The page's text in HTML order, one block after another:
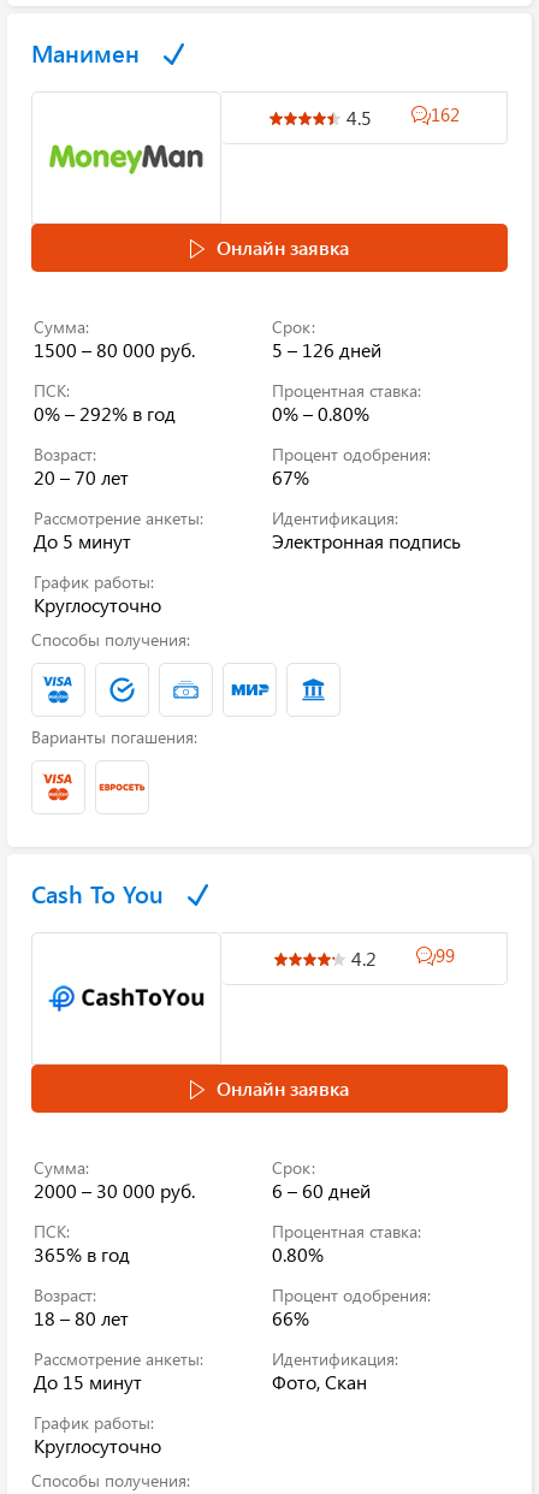
Манимен
4.5 162
Онлайн заявка
Сумма:
1500 – 80 000 руб.
Срок:
5 – 126 дней
ПСК:
0% – 292% в год
Процентная ставка:
0% – 0.80%
Возраст:
20 – 70 лет
Процент одобрения:
67%
Рассмотрение анкеты:
До 5 минут
Идентификация:
Электронная подпись
График работы:
Круглосуточно
Способы получения:
Варианты погашения:
Cash To You
4.2 99
Онлайн заявка
Сумма:
2000 – 30 000 руб.
Срок:
6 – 60 дней
ПСК:
365% в год
Процентная ставка:
0.80%
Возраст:
18 – 80 лет
Процент одобрения:
66%
Рассмотрение анкеты:
До 15 минут
Идентификация:
Фото, Скан
График работы:
Круглосуточно
Способы получения: